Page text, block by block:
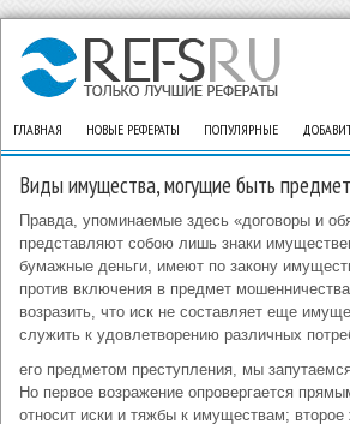
ГЛАВНАЯ НОВЫЕ РЕФЕРАТЫ ПОПУЛЯРНЫЕ
Виды имущества, могущие быть
Правда, упоминаемые здесь «договоры и
представляют собою лишь знаки
бумажные деньги, имеют по закону
против включения в предмет
возразить, что иск не составляет еще
служить к удовлетворению различных
его предметом преступления, мы
Но первое возражение опровергается
относит иски и тяжбы к имуществам;